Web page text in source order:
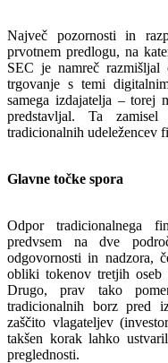
Največ pozornosti in
prvotnem predlogu, na
SEC je namreč
trgovanje s temi
samega izdajatelja – torej
predstavljal. Ta
tradicionalnih udeležencev
Glavne točke spora
Odpor tradicionalnega
predvsem na dve
odgovornosti in nadzora,
obliki tokenov tretjih oseb
Drugo, prav tako
tradicionalnih borz pred
zaščito vlagateljev
takšen korak lahko
preglednosti.